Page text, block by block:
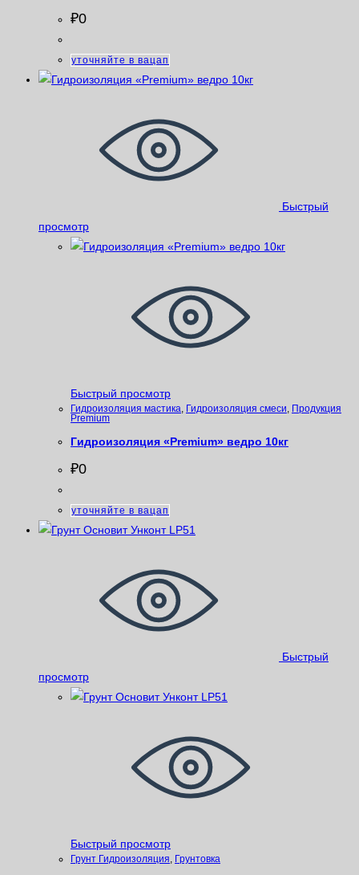
₽0
уточняйте в вацап
Быстрый
просмотр
Быстрый просмотр
Гидроизоляция мастика Гидроизоляция смеси Продукция
Premium
Гидроизоляция «Premium» ведро 10кг
₽0
уточняйте в вацап
Быстрый
просмотр
Быстрый просмотр
Грунт Гидроизоляция, Грунтовка